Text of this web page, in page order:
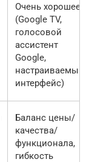
Очень хорошее
(Google TV,
голосовой
ассистент
Google,
настраиваемый
интерфейс)
Баланс цены/
качества/
функционала,
гибкость